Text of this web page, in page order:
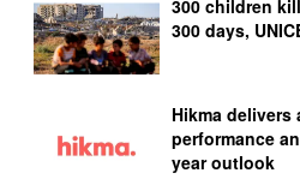
300 children
300 days,
Hikma delivers
performance
year outlook